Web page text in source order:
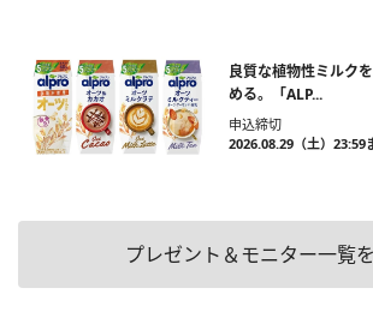
良質な植物性ミルク
める。「ALP...
申込締切
2026.08.29（土）23:59
プレゼント＆モニター一覧